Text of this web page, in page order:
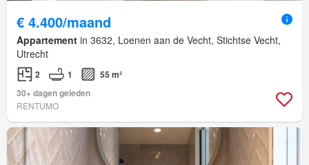
€ 4.400/maand
Appartement in 3632, Loenen aan de Vecht, Stichtse Vecht,
Utrecht
2 1
55 m²
30+ dagen geleden
RENTUMO